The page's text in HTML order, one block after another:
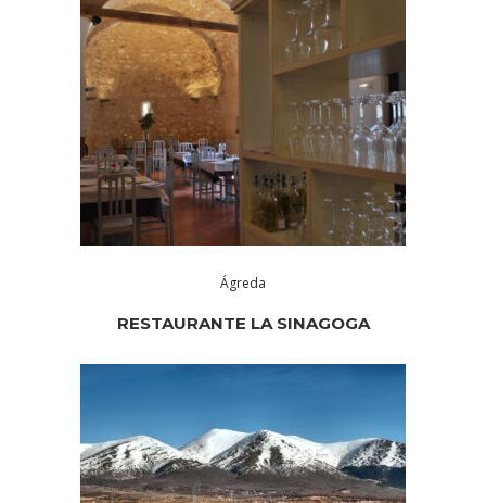
Ágreda
RESTAURANTE LA SINAGOGA